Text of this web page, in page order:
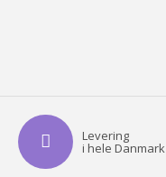
Levering
i hele Danmark